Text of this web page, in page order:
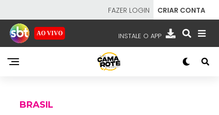
FAZER LOGIN CRIAR CONTA
AO VIVO INSTALE O APP
EMISSORAS
BRASIL